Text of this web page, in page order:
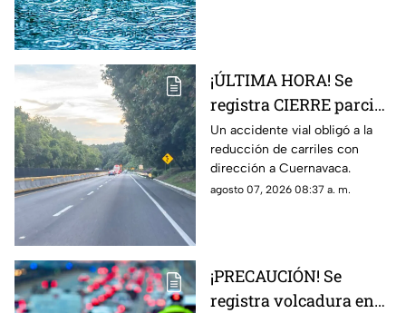
municipios más
¡ÚLTIMA HORA! Se
registra CIERRE parcial
en la autopista México-
Cuernavaca; esto pasó
Un accidente vial obligó a la
reducción de carriles con
dirección a Cuernavaca.
agosto 07, 2026 08:37 a. m.
¡PRECAUCIÓN! Se
registra volcadura en